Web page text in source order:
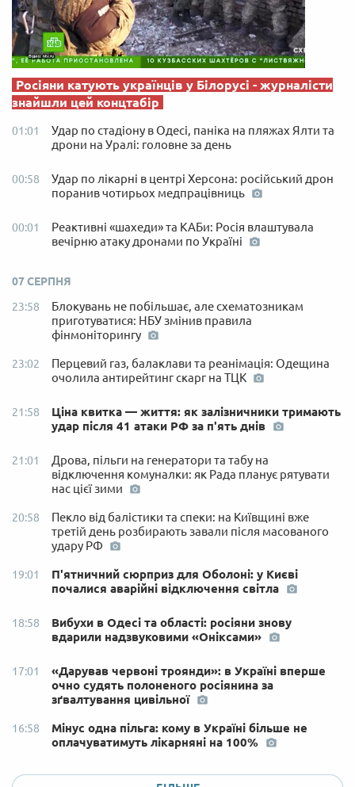
Росіяни катують українців у Білорусі - журналісти
знайшли цей концтабір
01:01
Удар по стадіону в Одесі, паніка на пляжах Ялти та
дрони на Уралі: головне за день
00:58
Удар по лікарні в центрі Херсона: російський дрон
поранив чотирьох медпрацівниць
00:01
Реактивні «шахеди» та КАБи: Росія влаштувала
вечірню атаку дронами по Україні
07 СЕРПНЯ
23:58
Блокувань не побільшає, але схематозникам
приготуватися: НБУ змінив правила
фінмоніторингу
23:02
Перцевий газ, балаклави та реанімація: Одещина
очолила антирейтинг скарг на ТЦК
21:58
Ціна квитка — життя: як залізничники тримають
удар після 41 атаки РФ за п'ять днів
21:01
Дрова, пільги на генератори та табу на
відключення комуналки: як Рада планує рятувати
нас цієї зими
20:58
Пекло від балістики та спеки: на Київщині вже
третій день розбирають завали після масованого
удару РФ
19:01
П'ятничний сюрприз для Оболоні: у Києві
почалися аварійні відключення світла
18:58
Вибухи в Одесі та області: росіяни знову
вдарили надзвуковими «Оніксами»
17:01
«Дарував червоні троянди»: в Україні вперше
очно судять полоненого росіянина за
зґвалтування цивільної
16:58
Мінус одна пільга: кому в Україні більше не
оплачуватимуть лікарняні на 100%